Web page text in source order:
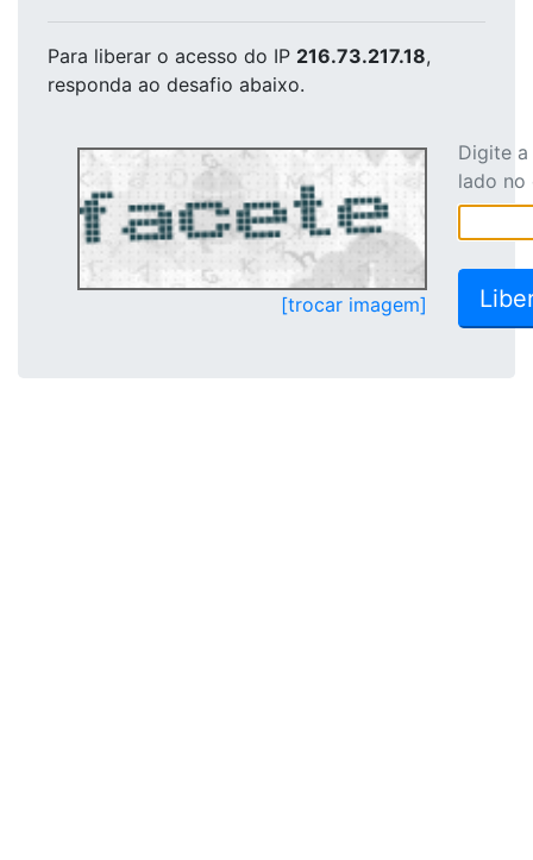
Para liberar o acesso do IP 216.73.217.18,
responda ao desafio abaixo.
[trocar imagem]
Digite
lado no